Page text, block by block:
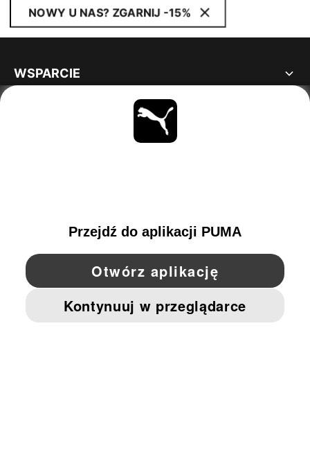
NOWY U NAS? ZGARNIJ -15%
WSPARCIE
YouTube Twitter Pinterest Instagram
NADRUK FIRMOWY I DANE PRAWNE